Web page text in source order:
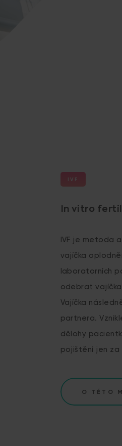
IVF
In vitro
IVF je metoda
vajíčka
laboratorních
odebrat
Vajíčka
partnera.
dělohy
pojištění jen za
O TÉTO